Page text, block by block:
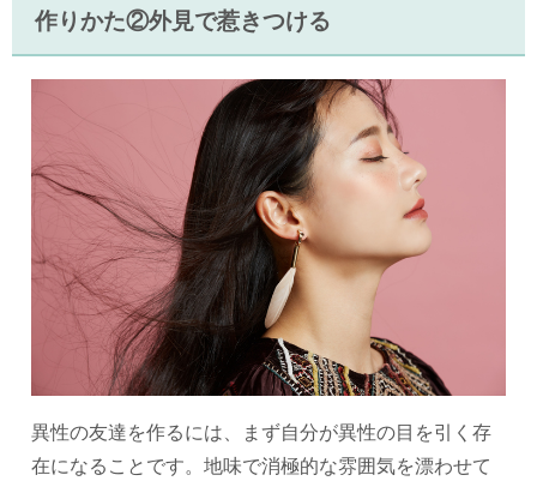
作りかた②外見で惹きつける
異性の友達を作るには、まず自分が異性の目を引く存
在になることです。地味で消極的な雰囲気を漂わせて